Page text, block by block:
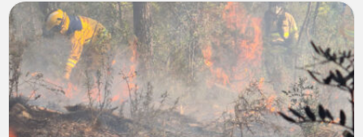
Lees
meer
over
Blog
Natuurbrandmissie
Spanje
2025